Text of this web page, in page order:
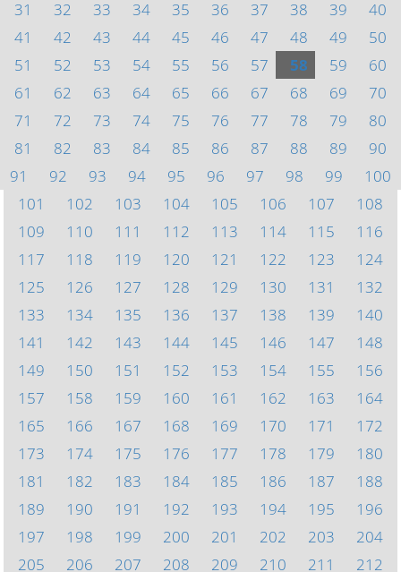
31
32 33 34 35 36 37 38 39
40
41
42 43 44 45 46 47 48 49
50
51
52 53 54 55 56 57 58 59
60
61
62 63 64 65 66 67 68 69
70
71
72 73 74 75 76 77 78 79
80
81
82 83 84 85 86 87 88 89
90
91
92 93 94 95 96 97 98 99
100
101
102 103 104 105 106 107
108
109
110 111 112 113 114 115
116
117
118 119 120 121 122 123
124
125
126 127 128 129 130 131
132
133
134 135 136 137 138 139
140
141
142 143 144 145 146 147
148
149
150 151 152 153 154 155
156
157
158 159 160 161 162 163
164
165
166 167 168 169 170 171
172
173
174 175 176 177 178 179
180
181
182 183 184 185 186 187
188
189
190 191 192 193 194 195
196
197
198 199 200 201 202 203
204
205
206 207 208 209 210 211 212